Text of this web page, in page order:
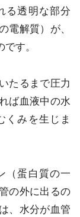
る透明な部分
電解質）が、
す。
たるまで圧力
ば血液中の水
くみを生じま
（蛋白質の一
の外に出るの
、水分が血管